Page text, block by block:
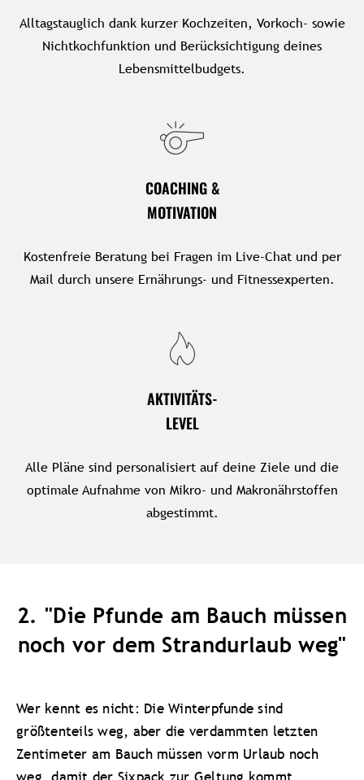
Alltagstauglich dank kurzer Kochzeiten, Vorkoch- sowie
Nichtkochfunktion und Berücksichtigung deines
Lebensmittelbudgets.
COACHING &
MOTIVATION
Kostenfreie Beratung bei Fragen im Live-Chat und per
Mail durch unsere Ernährungs- und Fitnessexperten.
AKTIVITÄTS-
LEVEL
Alle Pläne sind personalisiert auf deine Ziele und die
optimale Aufnahme von Mikro- und Makronährstoffen
abgestimmt.
2. "Die Pfunde am Bauch müssen
noch vor dem Strandurlaub weg"
Wer kennt es nicht: Die Winterpfunde sind
größtenteils weg, aber die verdammten letzten
Zentimeter am Bauch müssen vorm Urlaub noch